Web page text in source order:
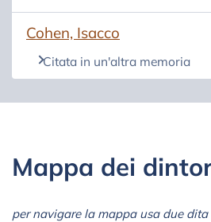
Cohen, Isacco
(si apre in una nuova
Citata in un'altra memoria
Mappa dei
per navigare la mappa usa due